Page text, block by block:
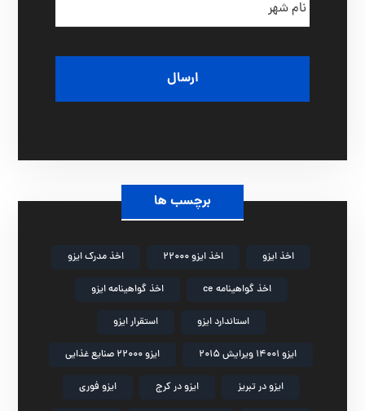
گ
ا
م
ه
برچسب ها
اخذ ایزو اخذ ایزو 22000 اخذ مدرک ایزو
اخذ گواهینامه ce اخذ گواهینامه ایزو
استاندارد ایزو استقرار ایزو
ایزو 14001 ویرایش 2015 ایزو 22000 صنایع غذایی
ایزو در تبریز ایزو در کرج ایزو فوری